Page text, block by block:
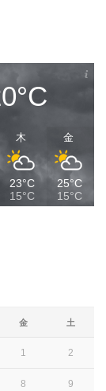
木
23°C
15°C
金
25°C
15°C
金 土
1 2
8 9